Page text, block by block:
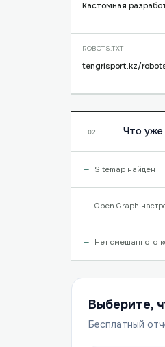
Кастомная
ROBOTS.TXT
tengrisport.kz/
02 Что уже
Sitemap найден
Open Graph
Нет смешанного
Выберите,
Бесплатный